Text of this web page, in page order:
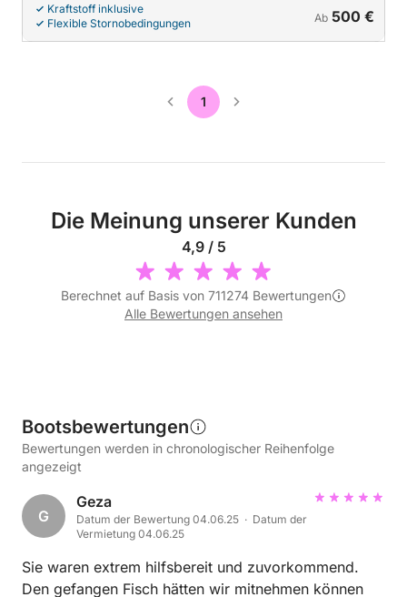
Kraftstoff inklusive
Flexible Stornobedingungen
Ab 500 €
1
Die Meinung unserer Kunden
4,9 / 5
Berechnet auf Basis von 711274 Bewertungen
Alle Bewertungen ansehen
Bootsbewertungen
Bewertungen werden in chronologischer Reihenfolge
angezeigt
G
Geza
Datum der Bewertung 04.06.25 · Datum der
Vermietung 04.06.25
Sie waren extrem hilfsbereit und zuvorkommend.
Den gefangen Fisch hätten wir mitnehmen können